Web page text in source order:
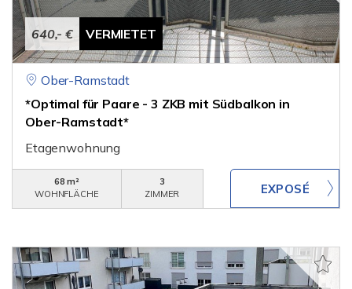
640,- € VERMIETET
Ober-Ramstadt
*Optimal für Paare - 3 ZKB mit Südbalkon in
Ober-Ramstadt*
Etagenwohnung
68 m²
WOHNFLÄCHE
3
ZIMMER